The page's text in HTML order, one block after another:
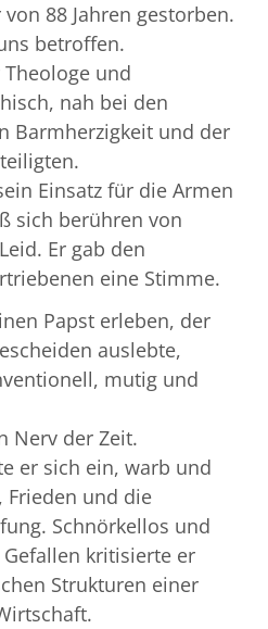
88 Jahren gestorben.
betroffen.
und
nah bei den
Barmherzigkeit und der
Einsatz für die Armen
sich berühren von
Er gab den
eine Stimme.
Papst erleben, der
auslebte,
mutig und
Nerv der Zeit.
er sich ein, warb und
Frieden und die
Schnörkellos und
kritisierte er
Strukturen einer